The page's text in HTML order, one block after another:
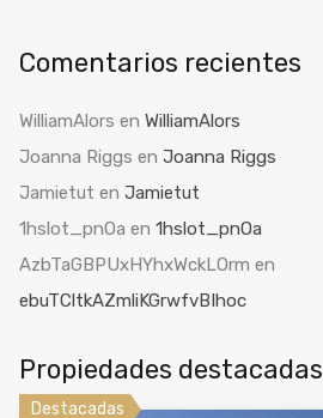
Comentarios recientes
WilliamAlors en WilliamAlors
Joanna Riggs en Joanna Riggs
Jamietut en Jamietut
1hslot_pnOa en 1hslot_pnOa
AzbTaGBPUxHYhxWckLOrm en
ebuTCltkAZmliKGrwfvBIhoc
Propiedades destacadas
Destacadas